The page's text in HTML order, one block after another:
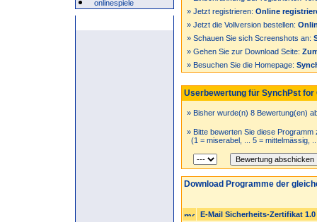
onlinespiele
» Jetzt registrieren: Online
» Jetzt die Vollversion bestellen:
» Schauen Sie sich Screenshots an:
» Gehen Sie zur Download Seite:
» Besuchen Sie die Homepage:
Userbewertung für SynchPst for
» Bisher wurde(n) 8 Bewertung(en)
» Bitte bewerten Sie diese Programm
(1 = miserabel, ... 5 = mittelmässig,
Download Programme der
E-Mail Sicherheits-Zertifikat 1.0